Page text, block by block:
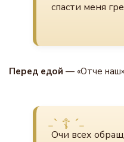
спасти меня
Перед едой — «Отче
Очи всех